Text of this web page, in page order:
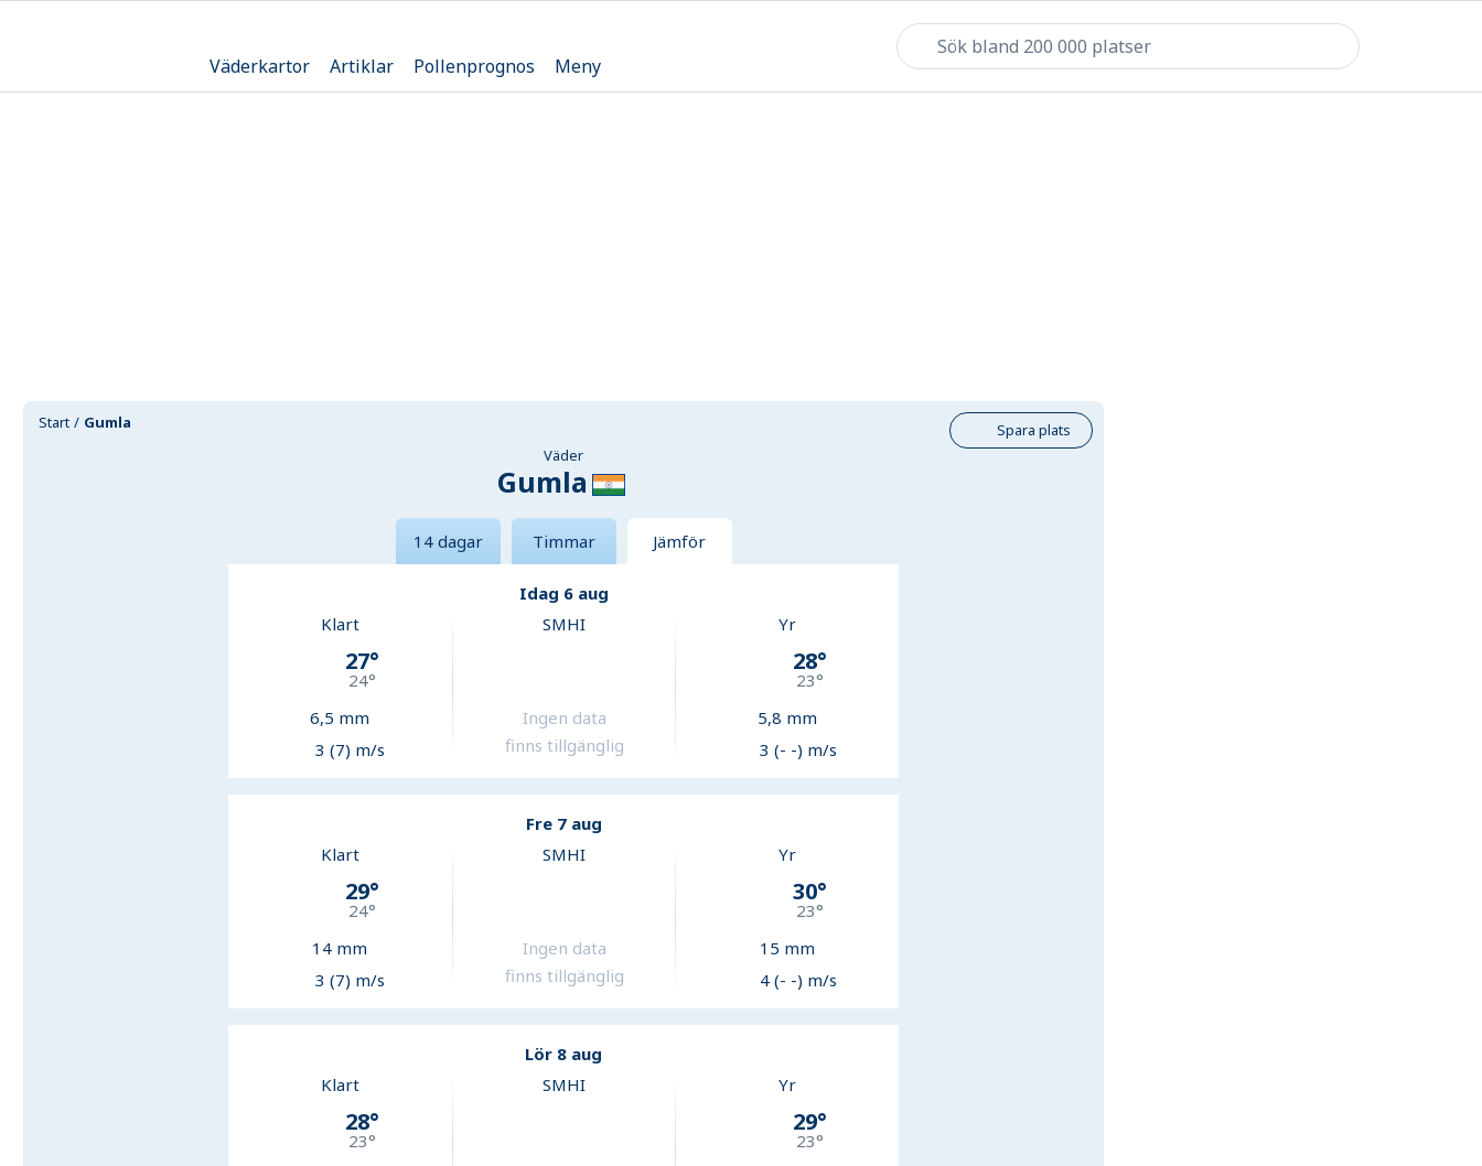
Väderkartor Artiklar Pollenprognos Meny
Start Gumla
Spara plats
Väder
Gumla
14 dagar Timmar Jämför
Idag 6 aug
Klart
27°
24°
6,5 mm
3 (7) m/s
SMHI
Ingen data
finns tillgänglig
Yr
28°
23°
5,8 mm
3 (- -) m/s
Fre 7 aug
Klart
29°
24°
14 mm
3 (7) m/s
SMHI
Ingen data
finns tillgänglig
Yr
30°
23°
15 mm
4 (- -) m/s
Lör 8 aug
Klart
28°
23°
SMHI Yr
29°
23°